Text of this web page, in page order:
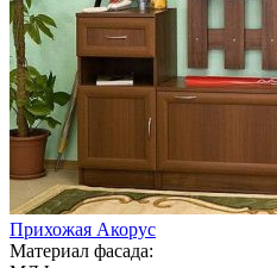
Прихожая Акорус
Материал фасада: